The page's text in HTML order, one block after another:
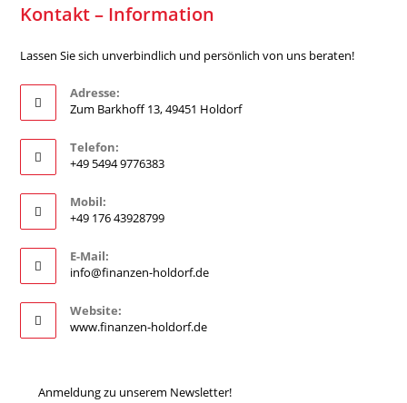
Kontakt – Information
Lassen Sie sich unverbindlich und persönlich von uns beraten!
Adresse:
Zum Barkhoff 13, 49451 Holdorf
Telefon:
+49 5494 9776383
Mobil:
+49 176 43928799
E-Mail:
info@finanzen-holdorf.de
Website:
www.finanzen-holdorf.de
Anmeldung zu unserem Newsletter!